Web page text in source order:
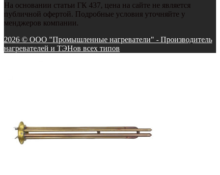
На основании статьи ГК 437, цена на сайте не является
публичной офертой. Подробные условия уточняйте у
менджеров компании.
2026 © ООО "Промышленные нагреватели" - Производитель
нагревателей и ТЭНов всех типов